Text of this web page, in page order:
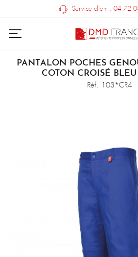
Service client : 04 72
PANTALON POCHES
COTON CROISÉ
Réf. 103*CR4